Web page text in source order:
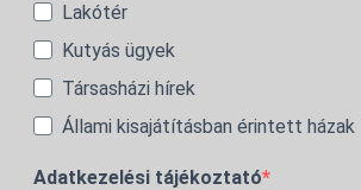
Lakótér
Kutyás ügyek
Társasházi hírek
Állami kisajátításban érintett házak
Adatkezelési tájékoztató